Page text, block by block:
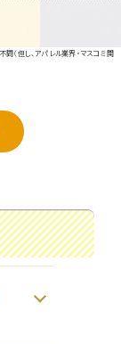
（但し、アパレル業界・マスコミ関